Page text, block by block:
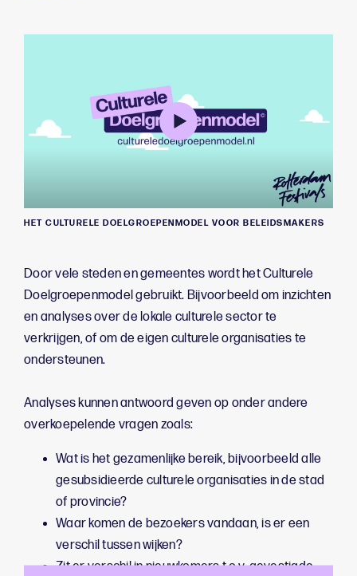
HET CULTURELE DOELGROEPENMODEL VOOR BELEIDSMAKERS
Door vele steden en gemeentes wordt het Culturele
Doelgroepenmodel gebruikt. Bijvoorbeeld om inzichten
en analyses over de lokale culturele sector te
verkrijgen, of om de eigen culturele organisaties te
ondersteunen.
Analyses kunnen antwoord geven op onder andere
overkoepelende vragen zoals:
Wat is het gezamenlijke bereik, bijvoorbeeld alle
gesubsidieerde culturele organisaties in de stad
of provincie?
Waar komen de bezoekers vandaan, is er een
verschil tussen wijken?
Zit er verschil in nieuwkomers t.o.v. gevestigde